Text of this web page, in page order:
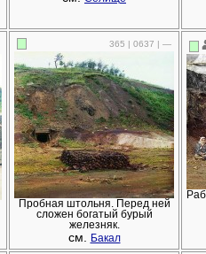
365 | 0637 | —
Пробная штольня. Перед ней
сложен богатый бурый
железняк.
см. Бакал